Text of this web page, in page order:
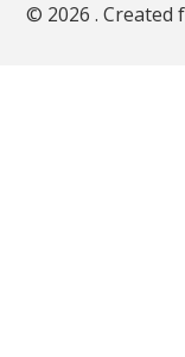
© 2026 . Created